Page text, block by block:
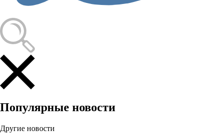
Популярные новости
Другие новости